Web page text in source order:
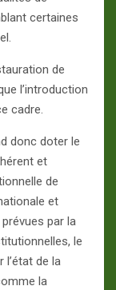
certaines
de
l’introduction
cadre.
donc doter le
et
de
et
par la
le
l’état de la
la